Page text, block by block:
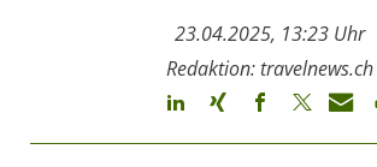
23.04.2025, 13:23 Uhr
Redaktion: travelnews.ch